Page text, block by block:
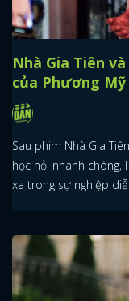
Nhà Gia Tiên
của Phương Mỹ
Sau phim Nhà Gia
học hỏi nhanh chóng,
xa trong sự nghiệp